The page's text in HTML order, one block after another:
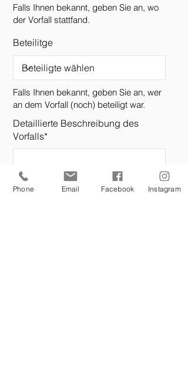
Falls Ihnen bekannt, geben Sie an, wo
der Vorfall stattfand.
Beteilitge
Falls Ihnen bekannt, geben Sie an, wer
an dem Vorfall (noch) beteiligt war.
Detaillierte Beschreibung des
Vorfalls*
* Pflichtfeld
Phone Email Facebook Instagram